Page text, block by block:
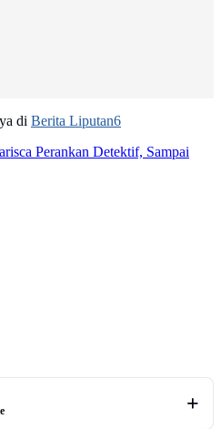
di Berita Liputan6
Perankan Detektif, Sampai